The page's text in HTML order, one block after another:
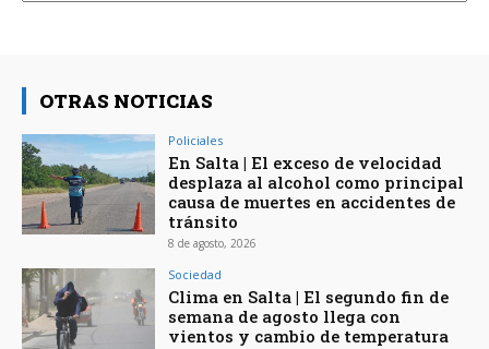
OTRAS NOTICIAS
Policiales
En Salta | El exceso de velocidad
desplaza al alcohol como principal
causa de muertes en accidentes de
tránsito
8 de agosto, 2026
Sociedad
Clima en Salta | El segundo fin de
semana de agosto llega con
vientos y cambio de temperatura